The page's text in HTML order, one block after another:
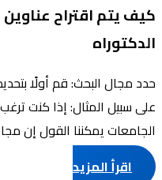
كيف يتم اقتراح عناوين
الدكتوراه
حدد مجال البحث: قم أولًا
على سبيل المثال: إذا كنت
الجامعات يمكننا القول إن
الجامعات. ...
اقرأ المزيد